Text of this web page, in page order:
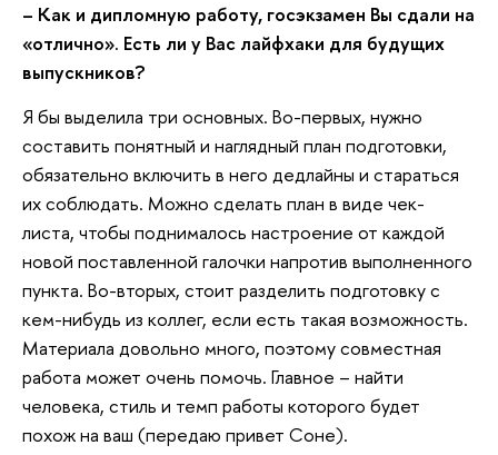
– Как и дипломную работу, госэкзамен Вы сдали на
«отлично». Есть ли у Вас лайфхаки для будущих
выпускников?
Я бы выделила три основных. Во-первых, нужно
составить понятный и наглядный план подготовки,
обязательно включить в него дедлайны и стараться
их соблюдать. Можно сделать план в виде чек-
листа, чтобы поднималось настроение от каждой
новой поставленной галочки напротив выполненного
пункта. Во-вторых, стоит разделить подготовку с
кем-нибудь из коллег, если есть такая возможность.
Материала довольно много, поэтому совместная
работа может очень помочь. Главное – найти
человека, стиль и темп работы которого будет
похож на ваш (передаю привет Соне).